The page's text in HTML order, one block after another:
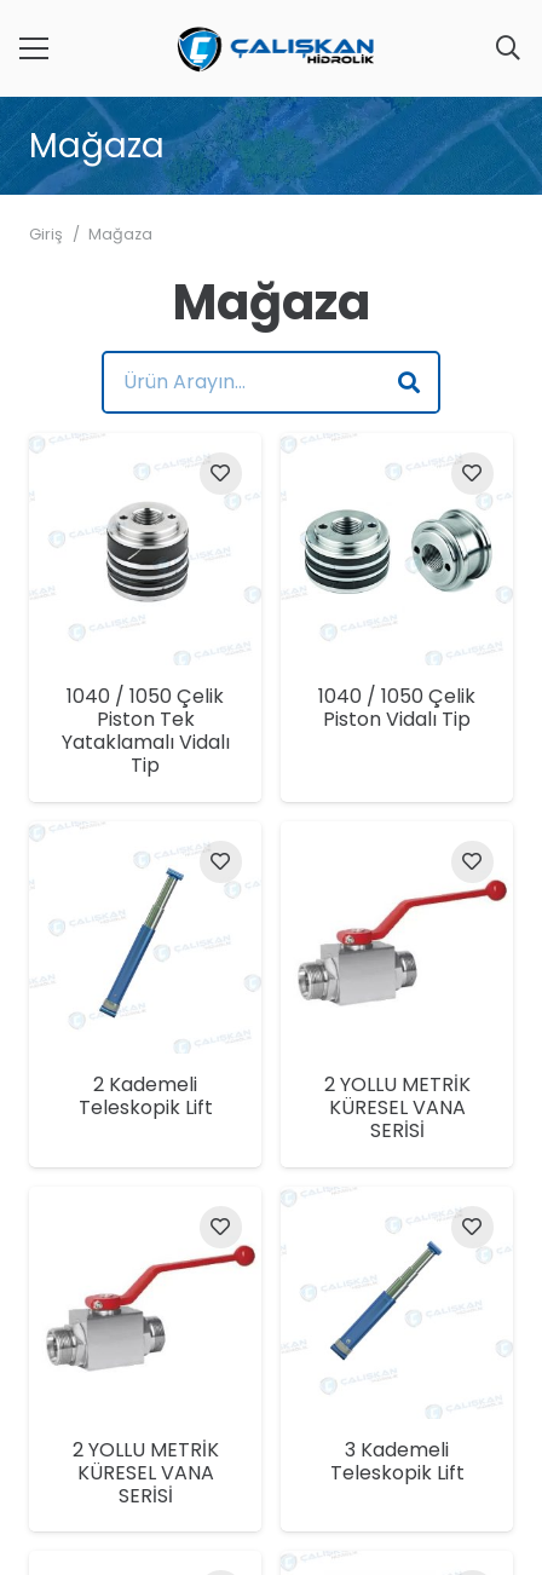
Mağaza
Giriş / Mağaza
Mağaza
1040 / 1050 Çelik
Piston Tek
Yataklamalı Vidalı
Tip
1040 / 1050 Çelik
Piston Vidalı Tip
2 Kademeli
Teleskopik Lift
2 YOLLU METRİK
KÜRESEL VANA
SERİSİ
2 YOLLU METRİK
KÜRESEL VANA
SERİSİ
3 Kademeli
Teleskopik Lift